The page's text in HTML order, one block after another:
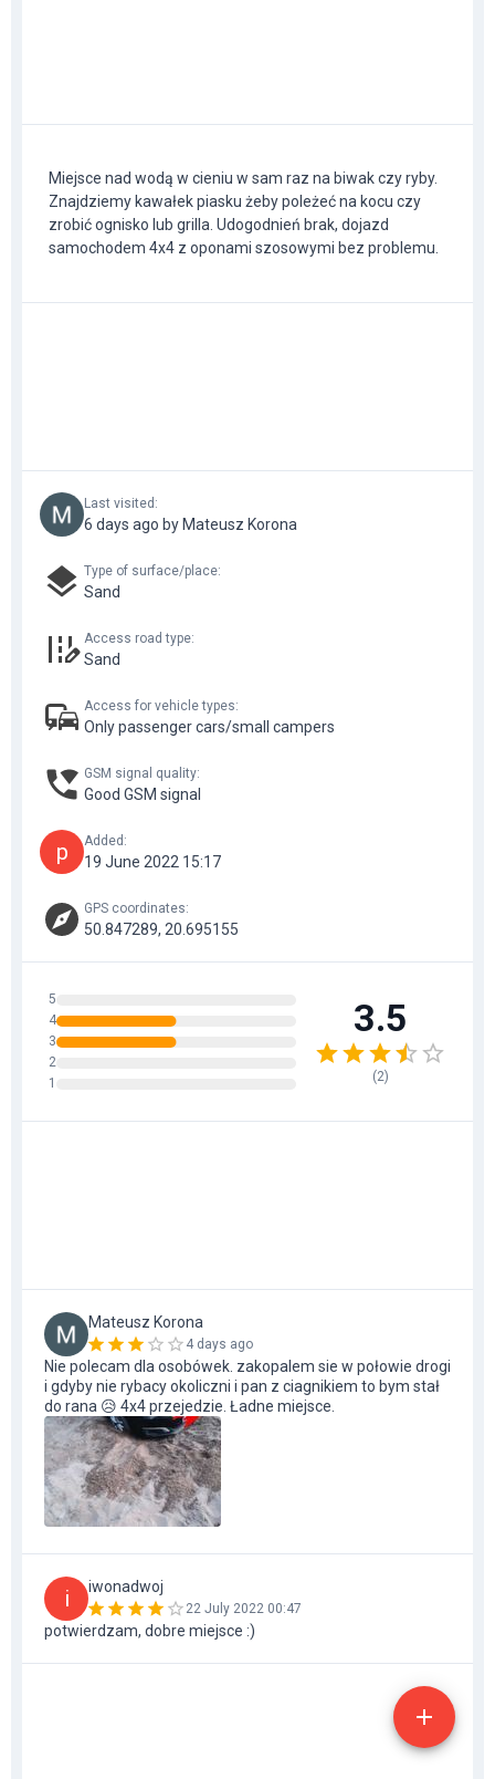
Miejsce nad wodą w cieniu w sam raz na biwak czy ryby.
Znajdziemy kawałek piasku żeby poleżeć na kocu czy
zrobić ognisko lub grilla. Udogodnień brak, dojazd
samochodem 4x4 z oponami szosowymi bez problemu.
Last visited :
6 days ago by Mateusz Korona
Type of surface/place:
Sand
Access road type:
Sand
Access for vehicle types:
Only passenger cars/small campers
GSM signal quality:
Good GSM signal
p Added :
19 June 2022 15:17
GPS coordinates:
50.847289, 20.695155
5
4
3
2
1
3.5
(2)
Mateusz Korona
4 days ago
Nie polecam dla osobówek. zakopalem sie w połowie drogi
i gdyby nie rybacy okoliczni i pan z ciagnikiem to bym stał
do rana 😥 4x4 przejedzie. Ładne miejsce.
i iwonadwoj
22 July 2022 00:47
potwierdzam, dobre miejsce :)